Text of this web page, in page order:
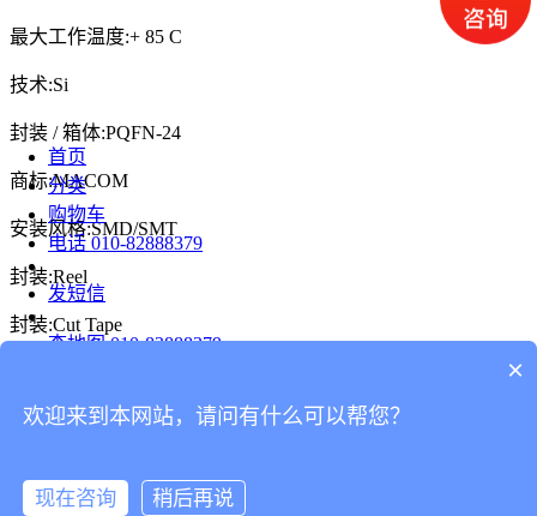
最大工作温度:+ 85 C
技术:Si
封装 / 箱体:PQFN-24
商标:MACOM
安装风格:SMD/SMT
封装:Reel
封装:Cut Tape
京ICP备2020039586号
首页
分类
购物车
电话 010-82888379
发短信
查地图 010-82888379
分享
×
欢迎来到本网站，请问有什么可以帮您？
现在咨询 稍后再说